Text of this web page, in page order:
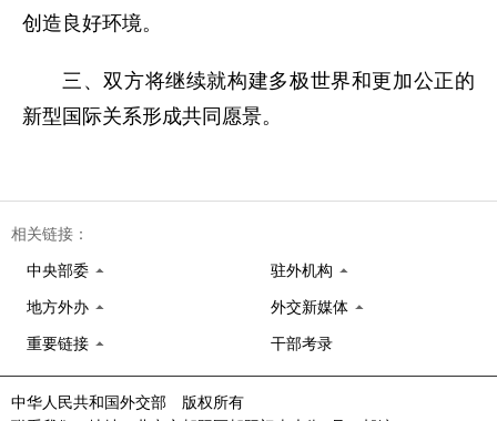
创造良好环境。
三、双方将继续就构建多极世界和更加公正的
新型国际关系形成共同愿景。
相关链接：
中央部委 驻外机构
地方外办 外交新媒体
重要链接 干部考录
中华人民共和国外交部 版权所有